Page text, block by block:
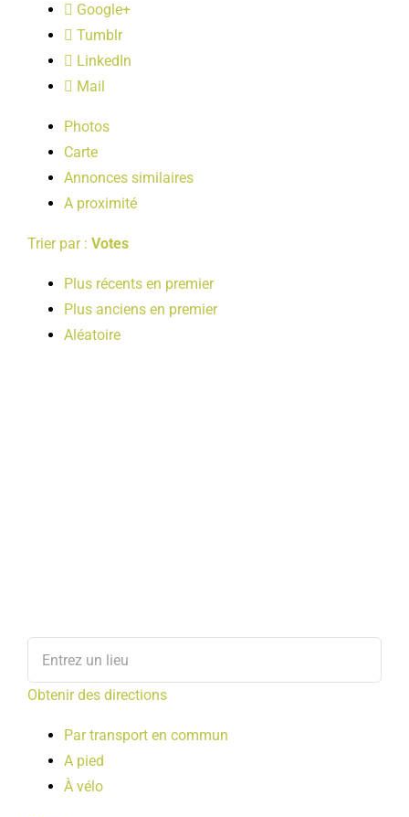
PUBLICATIONS
Google+
Tumblr
LinkedIn
Mail
Photos
Carte
Annonces similaires
A proximité
Trier par : Votes
Plus récents en premier
Plus anciens en premier
Aléatoire
Obtenir des directions
Par transport en commun
A pied
À vélo